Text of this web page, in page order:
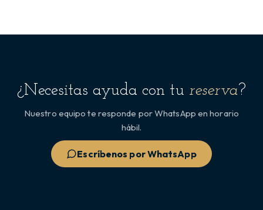
¿Necesitas ayuda con tu reserva?
Nuestro equipo te responde por WhatsApp en horario
hábil.
Escríbenos por WhatsApp